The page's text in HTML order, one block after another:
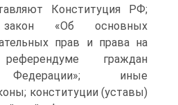
Конституция РФ;
закон «Об основных
прав и права на
граждан
Федерации»; иные
конституции (уставы)